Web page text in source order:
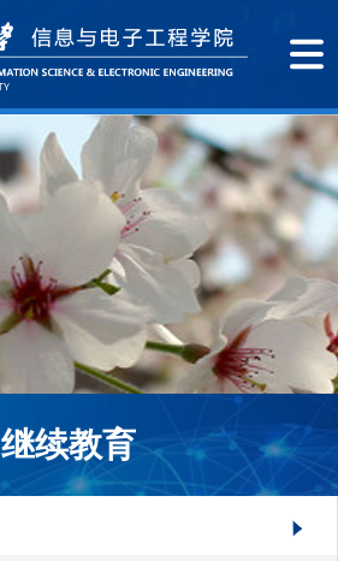
继续教育